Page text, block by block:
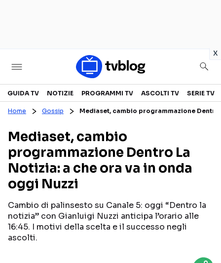
x
Televisione
CANALI TV
PROGRAMMI TV
PERSONAGGI TV
SERIE TV
REALITY SHOW
FICTION
Streaming
NETFLIX
GUIDA TV NOTIZIE PROGRAMMI TV ASCOLTI TV SERIE TV
Home Gossip Mediaset, cambio programmazione
Mediaset, cambio
programmazione Dentro La
Notizia: a che ora va in onda
oggi Nuzzi
Cambio di palinsesto su Canale 5: oggi “Dentro la
notizia” con Gianluigi Nuzzi anticipa l’orario alle
16:45. I motivi della scelta e il successo negli
ascolti.